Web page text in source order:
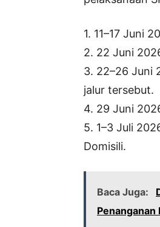
1. 11–17 Juni
2. 22 Juni
3. 22–26 Juni
jalur tersebut.
4. 29 Juni
5. 1–3 Juli
Domisili.
Baca Juga:
Penanganan